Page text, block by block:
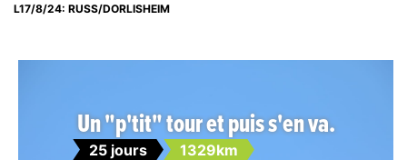
L17/8/24: RUSS/DORLISHEIM
Un "p'tit" tour et puis s'en va.
25 jours 1329km